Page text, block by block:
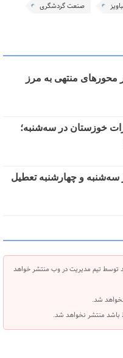
صنعت گردشگری
محورهای منتهی به مرز
خوزستان در سه‌شنبه؛
سه‌شنبه و چهارشنبه تعطیل
توسط تیم مدیریت در وب منتشر خواهد
شد.
باشد منتشر نخواهد شد.